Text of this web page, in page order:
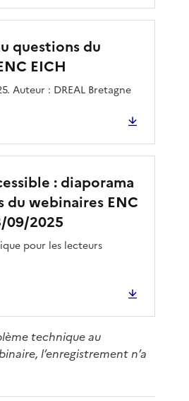
questions du
EICH
Auteur : DREAL Bretagne
: diaporama
du webinaires ENC
09/2025
pour les lecteurs
technique au
l’enregistrement n’a